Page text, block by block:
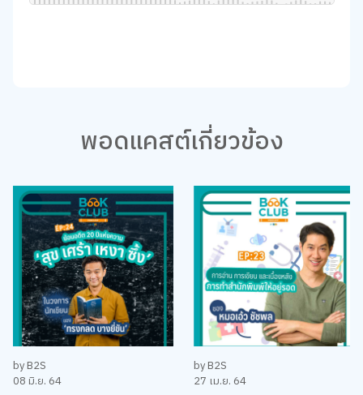
พอดแคสต์เกี่ยวข้อง
by B2S
08 มิ.ย. 64
by B2S
27 เม.ย. 64